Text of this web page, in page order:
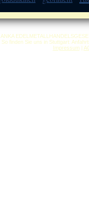
So finden Sie uns in Stuttgart:
Impressum|